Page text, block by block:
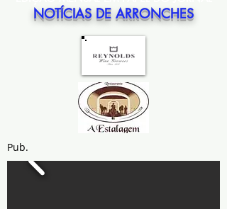
NOTÍCIAS DE ARRONCHES
Pub.